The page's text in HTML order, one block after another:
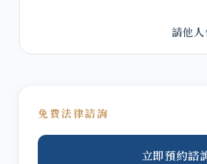
請他
免費法律諮詢
立即預約諮